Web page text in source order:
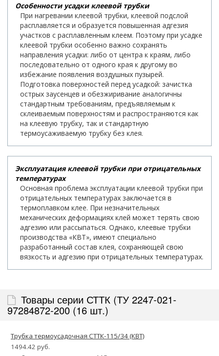
Особенности усадки клеевой трубки
При нагревании клеевой трубки, клеевой подслой
расплавляется и образуется повышенная адгезия
участков с расплавленным клеем. Поэтому при усадке
клеевой трубки особенно важно сохранять
направления усадки: либо от центра к краям, либо
последовательно от одного края к другому во
избежание появления воздушных пузырей.
Подготовка поверхностей перед усадкой: зачистка
острых заусенцев и обезжиривание аналогичны
стандартным требованиям, предъявляемым к
склеиваемым поверхностям и распространяются как
на клеевую трубку, так и стандартную
термоусаживаемую трубку без клея.
Эксплуатация клеевой трубки при отрицательных
температурах
Основная проблема эксплуатации клеевой трубки при
отрицательных температурах заключается в
термоплавком клее. При незначительных
механических деформациях клей может терять свою
адгезию или рассыпаться. Однако, клеевые трубки
производства «КВТ», имеют специально
разработанный состав клея, сохраняющей свою
вязкость и адгезию при отрицательных температурах.
Товары серии СТТК (ТУ 2247-021-
97284872-200 (16 шт.)
Трубка термоусадочная СТТК-115/34 (КВТ)
1494.42 руб.